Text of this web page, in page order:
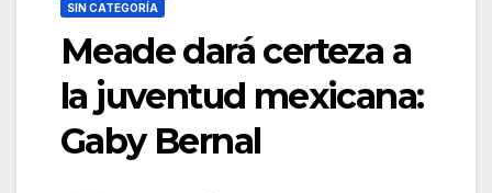
SIN CATEGORÍA
Meade dará certeza a
la juventud mexicana:
Gaby Bernal